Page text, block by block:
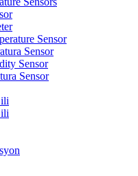
Sensor
Sensor
Sensor
Sensor